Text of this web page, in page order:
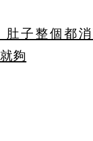
子整個都
夠